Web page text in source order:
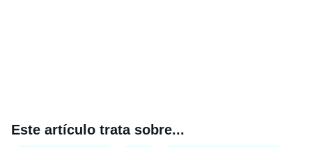
Este artículo trata sobre...